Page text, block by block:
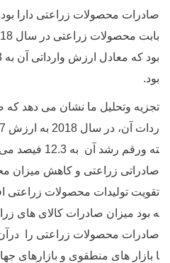
صادرات محصولات زراعتی دارا
بود.
تجزیه وتحلیل ما نشان می دهد که
ته ورقم رشد
صادراتی زراعتی و کاهش میزان
تقویت تولیدات محصولات زراعتی
ه بود میزان صادرات کالای های
صادرات محصولات زراعتی را درآن
ا بازار های منطقوی و بازارهای